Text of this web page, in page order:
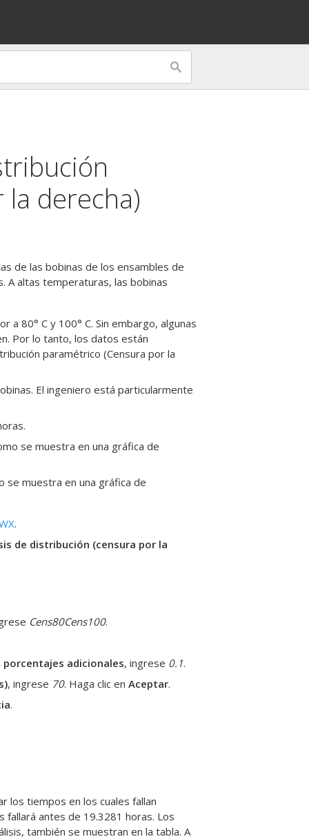
derecha)
de las bobinas de los ensambles de
A altas temperaturas, las bobinas
80° C y 100° C. Sin embargo, algunas
Por lo tanto, los datos están
paramétrico (Censura por la
El ingeniero está particularmente
se muestra en una gráfica de
se muestra en una gráfica de
.
de distribución (censura por la
Cens80Cens100.
adicionales, ingrese 0.1.
, ingrese 70. Haga clic en Aceptar.
.
los tiempos en los cuales fallan
fallará antes de 19.3281 horas. Los
también se muestran en la tabla. A